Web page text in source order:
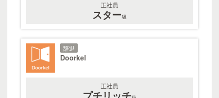
正社員
スター級
辞退
Doorkel
正社員